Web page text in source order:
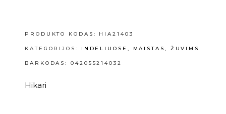
PRODUKTO KODAS: HIA21403
KATEGORIJOS: INDELIUOSE , MAISTAS , ŽUVIMS
BARKODAS: 042055214032
Hikari